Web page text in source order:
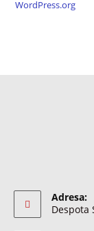
WordPress.org
Adresa:
Despota